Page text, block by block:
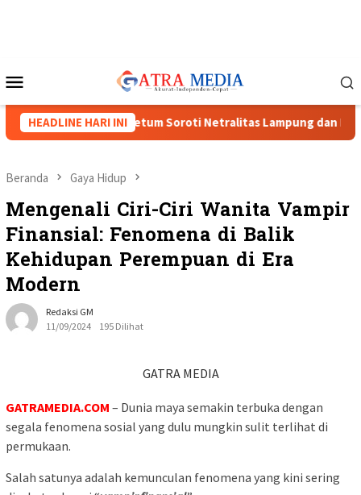
Mobile
HEADLINE HARI INI
Tiga Caketum Soroti Netralitas Lampung dan Dugaan
Beranda Gaya Hidup
Mengenali Ciri-Ciri Wanita Vampir
Finansial: Fenomena di Balik
Kehidupan Perempuan di Era
Modern
Redaksi GM
11/09/2024
195 Dilihat
GATRA MEDIA
GATRAMEDIA.COM – Dunia maya semakin terbuka dengan
segala fenomena sosial yang dulu mungkin sulit terlihat di
permukaan.
Salah satunya adalah kemunculan fenomena yang kini sering